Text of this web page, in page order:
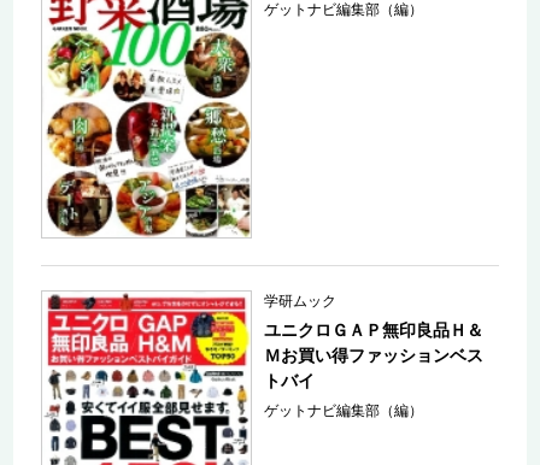
ゲットナビ編集部（編）
学研ムック
ユニクロＧＡＰ無印良品Ｈ＆
Ｍお買い得ファッションベス
トバイ
ゲットナビ編集部（編）